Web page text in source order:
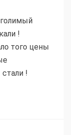
!
того цены
!